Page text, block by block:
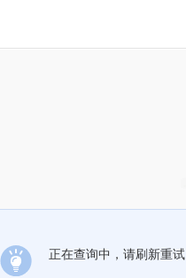
正在查询中，请刷新重试